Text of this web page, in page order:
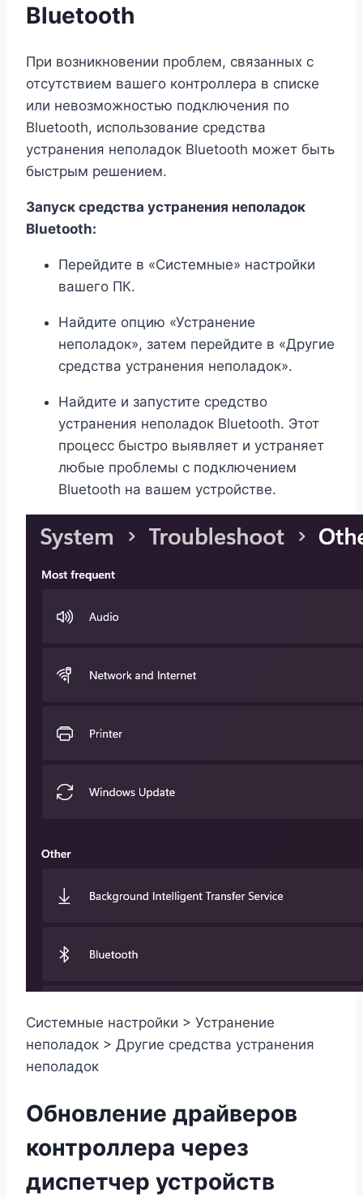
Bluetooth
При возникновении проблем, связанных с
отсутствием вашего контроллера в списке
или невозможностью подключения по
Bluetooth, использование средства
устранения неполадок Bluetooth может быть
быстрым решением.
Запуск средства устранения неполадок
Bluetooth:
Перейдите в «Системные» настройки
вашего ПК.
Найдите опцию «Устранение
неполадок», затем перейдите в «Другие
средства устранения неполадок».
Найдите и запустите средство
устранения неполадок Bluetooth. Этот
процесс быстро выявляет и устраняет
любые проблемы с подключением
Bluetooth на вашем устройстве.
Системные настройки > Устранение
неполадок > Другие средства устранения
неполадок
Обновление драйверов
контроллера через
диспетчер устройств